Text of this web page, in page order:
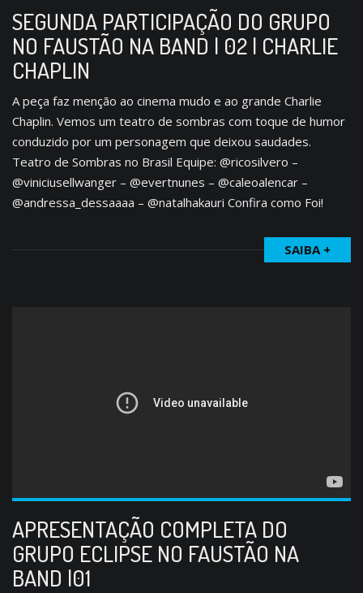
SEGUNDA PARTICIPAÇÃO DO GRUPO
NO FAUSTÃO NA BAND | 02 | CHARLIE
CHAPLIN
A peça faz menção ao cinema mudo e ao grande Charlie
Chaplin. Vemos um teatro de sombras com toque de humor
conduzido por um personagem que deixou saudades.
Teatro de Sombras no Brasil Equipe: @ricosilvero –
@viniciusellwanger – @evertnunes – @caleoalencar –
@andressa_dessaaaa – @natalhakauri Confira como Foi!
SAIBA +
APRESENTAÇÃO COMPLETA DO
GRUPO ECLIPSE NO FAUSTÃO NA
BAND |01